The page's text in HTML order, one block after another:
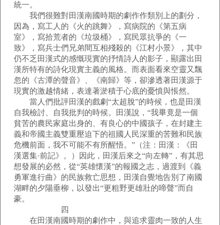
統一。
我們很難對田漢南國時期的劇作作類別上的劃分，
因為，寫工人的《火的跳舞》，寫病院的《第五病
室》，寫拾荒者的《垃圾桶》，寫民眾抗爭的《一
致》，寫兵士們兄弟間互相殘殺的《江村小景》，其中
仍不乏田漢式的感慨現實的抒情詩人的影子，顯露出田
漢所特有的詩化現實主義的風格。而表面看來空靈又飄
忽的《古潭的聲音》、《南歸》等，卻滲透著田漢源于
現實的激越情緒，表達著淤積于心底的憂憤與悵然。
當人們批評田漢的戲劇“太超脫”的時候，也是田漢
自我檢討、自我批判的時候。田漢說，“我畢竟是一個
貧苦的農民家庭出身的、有良心的中國孩子，在封建主
義和帝國主義雙重壓迫下的祖國人民深重的苦難和民族
危機前面，我不可能不有所醒悟。”（注：田漢：《田
漢選集·前記》。）因此，田漢后來之“向左轉”，有其思
想發展的必然，從“英雄懷漢”的報國之志，過渡到《義
勇軍進行曲》的民族救亡思想，田漢自覺地告別了南國
湖畔的夕陽垂柳，以發出“更粗野更雄壯的啼聲”而自
豪。
四
在田漢南國時期的劇作中，與追求靈肉一致的人生